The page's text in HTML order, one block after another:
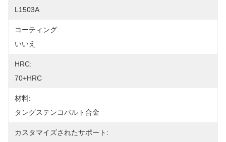
L1503A
コーティング:
いいえ
HRC:
70+HRC
材料:
タングステンコバルト合金
カスタマイズされたサポート: